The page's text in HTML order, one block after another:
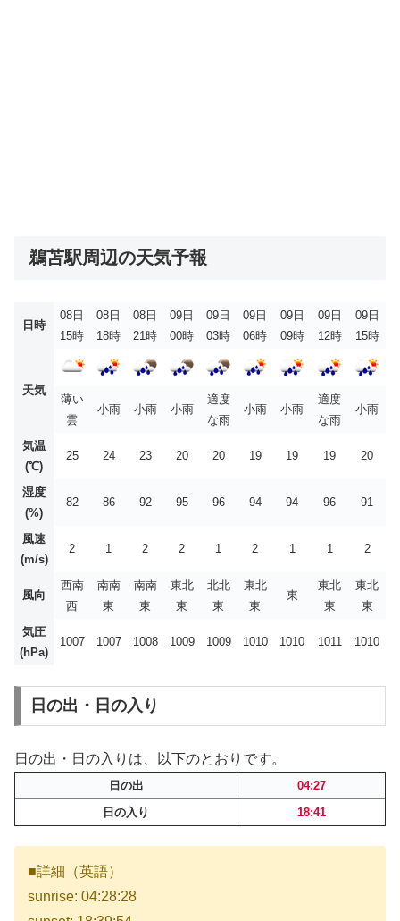
鵜苫駅周辺の天気予報
日時
08日
15時
08日
18時
08日
21時
09日
00時
09日
03時
09日
06時
09日
09時
09日
12時
09日
15時
天気
薄い
雲
小雨 小雨 小雨
適度
な雨
小雨 小雨
適度
な雨
小雨
気温
(℃)
25 24 23 20 20 19 19 19 20
湿度
(%)
82 86 92 95 96 94 94 96 91
風速
(m/s)
2 1 2 2 1 2 1 1 2
風向
西南
西
南南
東
南南
東
東北
東
北北
東
東北
東
東
東北
東
東北
東
気圧
(hPa)
1007 1007 1008 1009 1009 1010 1010 1011 1010
日の出・日の入り
日の出・日の入りは、以下のとおりです。
日の出
04:27
日の入り
18:41
■詳細（英語）
sunrise: 04:28:28